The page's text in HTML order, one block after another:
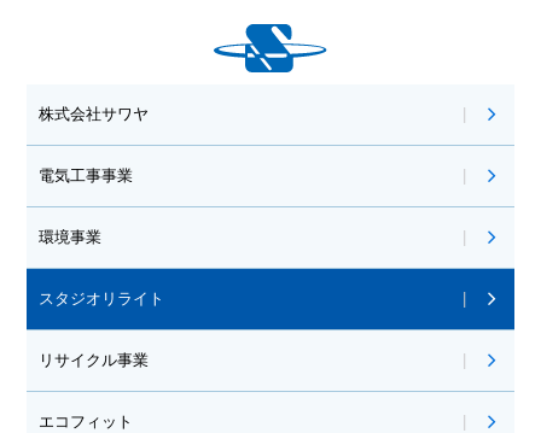
株式会社サワヤ
電気工事事業
環境事業
スタジオリライト
リサイクル事業
エコフィット